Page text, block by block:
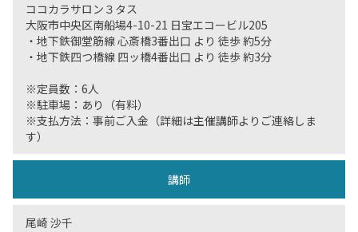
ココカラサロン３タス
大阪市中央区南船場4-10-21 日宝エコービル205
・地下鉄御堂筋線 心斎橋3番出口 より 徒歩 約5分
・地下鉄四つ橋線 四ッ橋4番出口 より 徒歩 約3分
※定員数：6人
※駐車場：あり（有料）
※支払方法：事前ご入金（詳細は主催講師よりご連絡しま
す）
講師
尾崎 沙千